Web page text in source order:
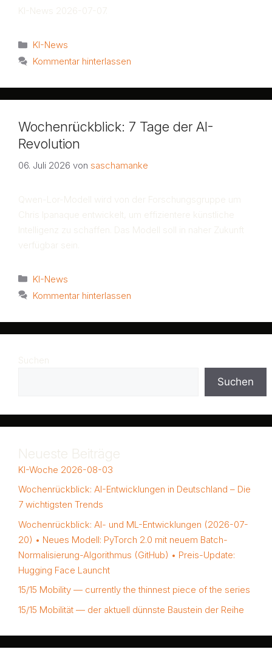
KI-News 2026-07-07.
Kategorien
KI-News
Kommentar hinterlassen
Wochenrückblick: 7 Tage der AI-
Revolution
06. Juli 2026 von saschamanke
Qwen-Lor-Modell wird von der Forschungsgruppe um
Chris Ipanaque entwickelt, um effizientere künstliche
Intelligenz zu schaffen. Das Modell soll in naher Zukunft
verfügbar sein.
Kategorien
KI-News
Kommentar hinterlassen
Suchen
Suchen
Neueste Beiträge
KI-Woche 2026-08-03
Wochenrückblick: AI-Entwicklungen in Deutschland – Die
7 wichtigsten Trends
Wochenrückblick: AI- und ML-Entwicklungen (2026-07-
20) • Neues Modell: PyTorch 2.0 mit neuem Batch-
Normalisierung-Algorithmus (GitHub) • Preis-Update:
Hugging Face Launcht
15/15 Mobility — currently the thinnest piece of the series
15/15 Mobilität — der aktuell dünnste Baustein der Reihe